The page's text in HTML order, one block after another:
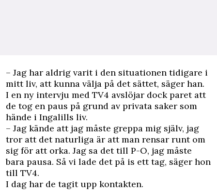
– Jag har aldrig varit i den situationen tidigare i
mitt liv, att kunna välja på det sättet, säger han.
I en ny intervju med TV4 avslöjar dock paret att
de tog en paus på grund av privata saker som
hände i Ingalills liv.
– Jag kände att jag måste greppa mig själv, jag
tror att det naturliga är att man rensar runt om
sig för att orka. Jag sa det till P-O, jag måste
bara pausa. Så vi lade det på is ett tag, säger hon
till TV4.
I dag har de tagit upp kontakten.